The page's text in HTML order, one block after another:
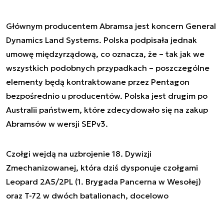
Głównym producentem Abramsa jest koncern General
Dynamics Land Systems. Polska podpisała jednak
umowę międzyrządową, co oznacza, że – tak jak we
wszystkich podobnych przypadkach – poszczególne
elementy będą kontraktowane przez Pentagon
bezpośrednio u producentów. Polska jest drugim po
Australii państwem, które zdecydowało się na zakup
Abramsów w wersji SEPv3.
Czołgi wejdą na uzbrojenie 18. Dywizji
Zmechanizowanej, która dziś dysponuje czołgami
Leopard 2A5/2PL (1. Brygada Pancerna w Wesołej)
oraz T-72 w dwóch batalionach, docelowo